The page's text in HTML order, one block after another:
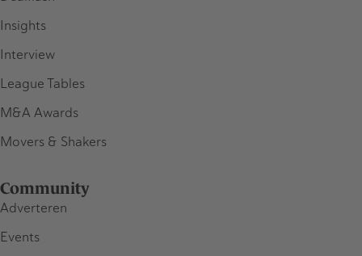
Insights
Interview
League Tables
M&A Awards
Movers & Shakers
Community
Adverteren
Events